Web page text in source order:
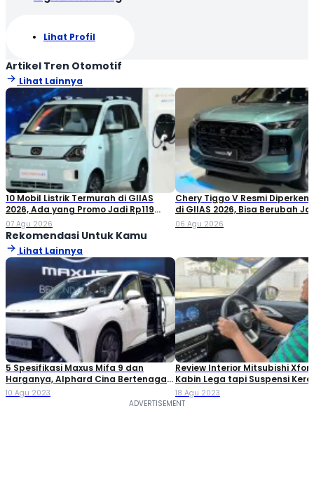
Lihat Profil
Artikel Tren Otomotif
Lihat Lainnya
10 Mobil Listrik Termurah di GIIAS
2026, Ada yang Promo Jadi Rp119
Jutaan!
07 Agu 2026
Chery Tiggo V Resmi
di GIIAS 2026, Bisa Berubah
Double Cabin
06 Agu 2026
Rekomendasi Untuk Kamu
Lihat Lainnya
5 Spesifikasi Maxus Mifa 9 dan
Harganya, Alphard Cina Bertenaga
Listrik!
10 Agu 2023
Review Interior Mitsubishi
Kabin Lega tapi Suspensi
18 Agu 2023